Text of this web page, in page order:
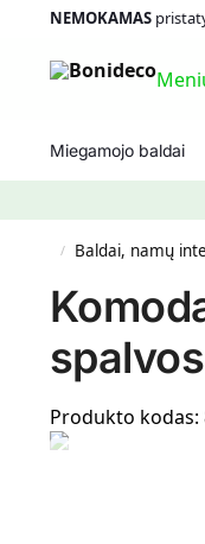
NEMOKAMAS
Miegamojo baldai
/ Baldai, namų
spalvos
Produkto kodas: